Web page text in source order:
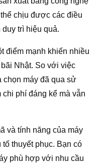
chịu được các điều
trì hiệu quả.
điểm mạnh khiến nhiều
Nhật. So với việc
chọn máy đã qua sử
phí đáng kể mà vẫn
và tính năng của máy
thuyết phục. Bạn có
phù hợp với nhu cầu